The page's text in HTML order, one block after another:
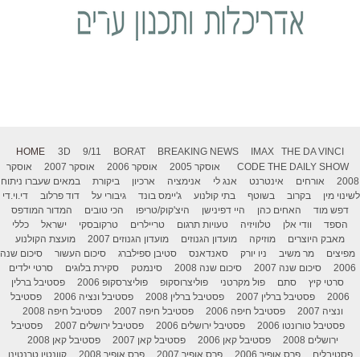
HOME 3D 9/11 BORAT BREAKING NEWS IMAX
THE DA VINCI
CODE THE DAILY SHOW אוסקר 2005 אוסקר 2006 אוסקר 2007
אוסקר
2008
אורחים אינטרנט אנג לי אנימציה ארכיון ביקורת
במאים שעברו ניתוח
לשינוי מין
בקרוב בשוטף בתי קולנוע ג'יימס בונד גיבורי על דוד פרלוב
די.וי.די
דפש מוד
האחים כהן היי דפינישן היצ'קוק/טריפו הכי טובים
המדור המודפס
הספד
וודי אלן טלוויזיה טעויות תרגום טריילרים טרקובסקי ישראל
כללי
מאבק היוצרים
מוזיקה מועדון הגנוזים מועדון הגנוזים 2007
מועצת הקולנוע
מפיצים
מר משיב ניו יורק סאנדאנס סטיבן ספילברג סיכום העשור
סיכום שנה
2006
סיכום שנה 2007 סיכום שנה 2008 סינמטק סקירת בלוגים
סרטי ילדים
סרטי קיץ
סתם פול מקרטני פוליצרוסקופ פוליצרסקופ 2006
פסטיבל ברלין
2006
פסטיבל ברלין 2007 פסטיבל ברלין 2008 פסטיבל ונציה 2006
פסטיבל
ונציה 2007
פסטיבל חיפה 2006 פסטיבל חיפה 2007
פסטיבל חיפה 2008
פסטיבל טורונטו 2006
פסטיבל ירושלים 2006 פסטיבל ירושלים 2007
פסטיבל
ירושלים 2008
פסטיבל קאן 2006 פסטיבל קאן 2007
פסטיבל קאן 2008
פסטיבלים
פרס אופיר 2006 פרס אופיר 2007 פרס אופיר 2008 קוונטין טרנטינו